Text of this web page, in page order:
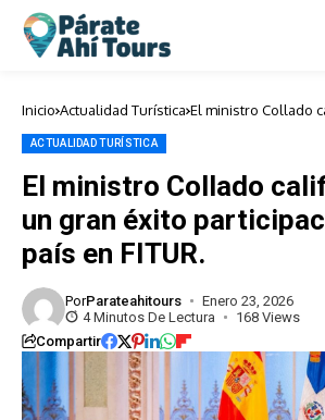
Inicio Actualidad Turística El ministro Collado
ACTUALIDAD TURÍSTICA
El ministro Collado
un gran éxito
país en FITUR.
PorParateahitours
Enero 23, 2026
4 Minutos De Lectura
168 Views
Compartir